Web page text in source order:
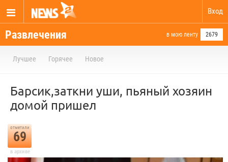
Вход
Развлечения в мою ленту 2679
Лучшее Горячее Новое
Барсик,заткни уши, пьяный хозяин
домой пришел
отметили
69
в архиве